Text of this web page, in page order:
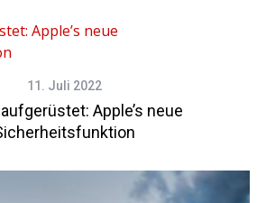
11. Juli 2022
Apple’s neue